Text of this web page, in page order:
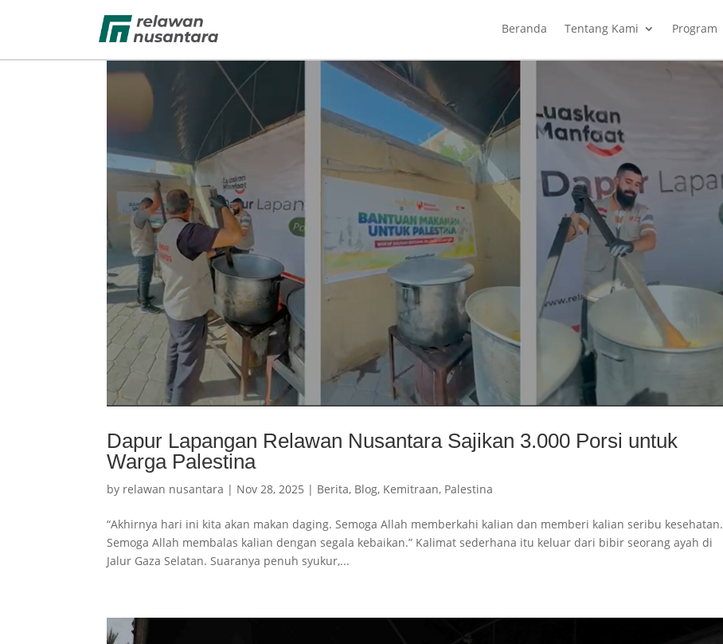
Beranda Tentang Kami Program
Dapur Lapangan Relawan Nusantara Sajikan 3.000 Porsi untuk
Warga Palestina
by relawan nusantara | Nov 28, 2025 | Berita, Blog, Kemitraan, Palestina
“Akhirnya hari ini kita akan makan daging. Semoga Allah memberkahi kalian dan memberi kalian seribu kesehatan.
Semoga Allah membalas kalian dengan segala kebaikan.” Kalimat sederhana itu keluar dari bibir seorang ayah di
Jalur Gaza Selatan. Suaranya penuh syukur,...